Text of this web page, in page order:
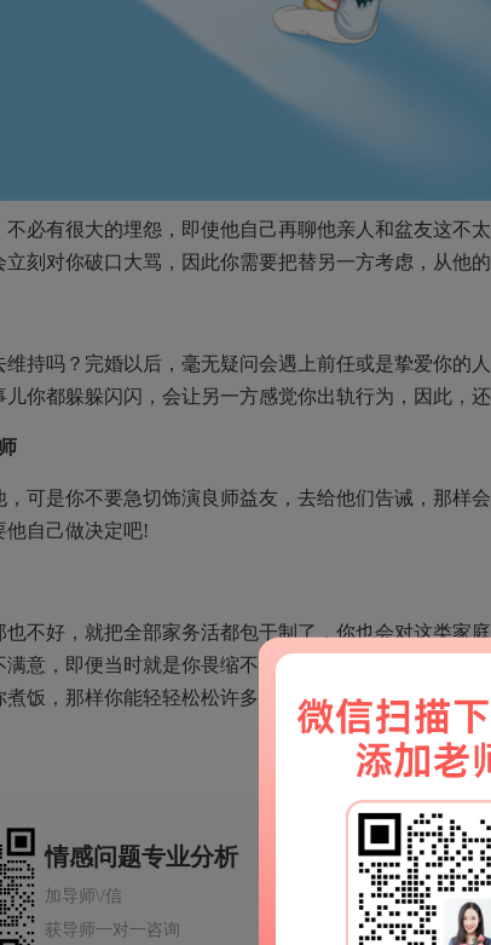
必有很大的埋怨，即使他自己再聊他亲人和盆友这不
刻对你破口大骂，因此你需要把替另一方考虑，从他的
持吗？完婚以后，毫无疑问会遇上前任或是挚爱你的
你都躲躲闪闪，会让另一方感觉你出轨行为，因此，
可是你不要急切饰演良师益友，去给他们告诫，那样
他自己做决定吧!
不好，就把全部家务活都包干制了，你也会对这类家
意，即便当时就是你畏缩不前去担负的。因此家务活
饭，那样你能轻轻松松许多。
情感问题专业分析
加导师\/信
获导师一对一咨询
移
扫一
解